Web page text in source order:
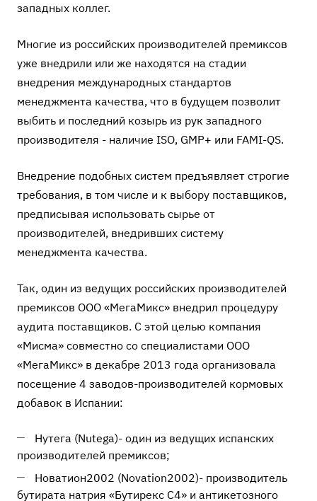
западных коллег.
Многие из российских производителей премиксов
уже внедрили или же находятся на стадии
внедрения международных стандартов
менеджмента качества, что в будущем позволит
выбить и последний козырь из рук западного
производителя - наличие ISO, GMP+ или FAMI-QS.
Внедрение подобных систем предъявляет строгие
требования, в том числе и к выбору поставщиков,
предписывая использовать сырье от
производителей, внедривших систему
менеджмента качества.
Так, один из ведущих российских производителей
премиксов ООО «МегаМикс» внедрил процедуру
аудита поставщиков. С этой целью компания
«Мисма» совместно со специалистами ООО
«МегаМикс» в декабре 2013 года организовала
посещение 4 заводов-производителей кормовых
добавок в Испании:
Нутега (Nutega)- один из ведущих испанских
производителей премиксов;
Новатион2002 (Novation2002)- производитель
бутирата натрия «Бутирекс С4» и антикетозного